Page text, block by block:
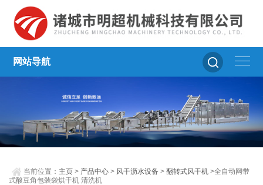
网站导航
当前位置： 主页 > 产品中心 > 风干沥水设备 >翻转式风干机 >全自动网带
式酸豆角包装袋烘干机 清洗机